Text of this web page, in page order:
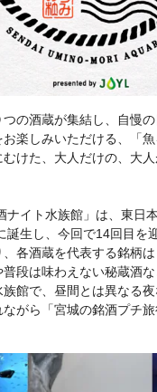
の酒蔵が集結し、自慢
楽しみいただける、「
けた、大人だけの、大
ナイト水族館」は、東日
誕生し、今回で14回目を
各酒蔵を代表する銘柄
段は味わえない秘蔵酒
族館で、昼間とは異なる
がら「宮城の銘酒プチ